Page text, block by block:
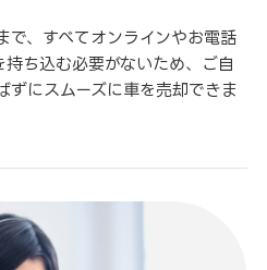
で、すべてオンラインやお電話
持ち込む必要がないため、ご自
ずにスムーズに車を売却できま